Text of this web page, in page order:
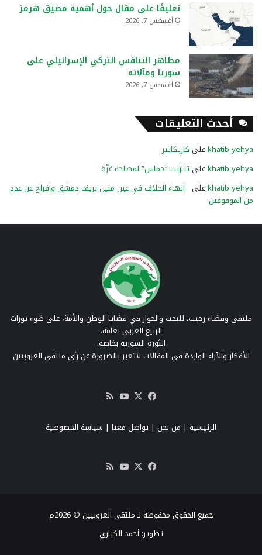
تعليقًا على مقال حول أهمية مضيق هرمز
أغسطس 7, 2026
مظاهر التنافس التركي الإسرائيلي على
سوريا ومآلاته
أغسطس 7, 2026
أحدث التعليقات
khatib yehyaعلى كاريكاتير
khatib yehyaعلى تنازلت “حماس” لمصلحة غزّة
khatib yehyaعلى إنهاء الخلاف في عين منين بريف دمشق وإفراج عن عدد
من الموقوفين
ملتقى وفضاء رحيب، للبحث والحوار في قضايا الوطن والأمة، على ضوء ثورات
الربيع العربي بعامة،
الثورة السورية بخاصة.
الأفكار والآراء الواردة في المقالات لاتعبر بالضرورة عن رأي ملتقى العروبيين
فيسبوك
‫X
‫YouTube
RSS
الرئيسية | من نحن | تواصل معنا | سياسة الخصوصية
فيسبوك
‫X
‫YouTube
جميع الحقوق محفوظة لـ ملتقى العروبيين © 2026م
تطوير:أحمد الكياري